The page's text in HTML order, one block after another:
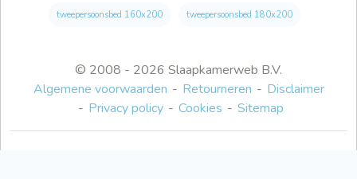
© 2008 - 2026 Slaapkamerweb B.V.
Algemene voorwaarden
Retourneren
Disclaimer
Privacy policy
Cookies Sitemap
tweepersoonsbed 160x200 tweepersoonsbed 180x200